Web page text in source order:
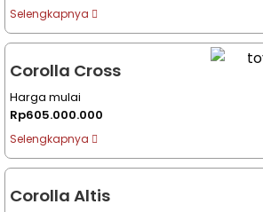
Selengkapnya
Corolla Cross
Harga mulai
Rp605.000.000
Selengkapnya
Corolla Altis